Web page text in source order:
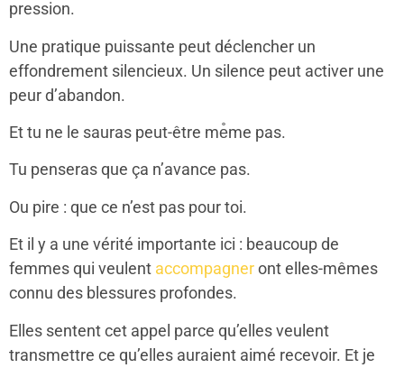
pression.
Une pratique puissante peut déclencher un
effondrement silencieux. Un silence peut activer une
peur d’abandon.
Et tu ne le sauras peut-être me̊me pas.
Tu penseras que ça n’avance pas.
Ou pire : que ce n’est pas pour toi.
Et il y a une vérité importante ici : beaucoup de
femmes qui veulent accompagneront elles-mêmes
connu des blessures profondes.
Elles sentent cet appel parce qu’elles veulent
transmettre ce qu’elles auraient aimé recevoir. Et je